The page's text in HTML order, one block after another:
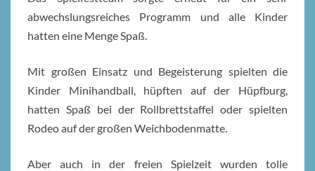
abwechslungsreiches Programm und alle Kinder
hatten eine Menge Spaß.
Mit großen Einsatz und Begeisterung spielten die
Kinder Minihandball, hüpften auf der Hüpfburg,
hatten Spaß bei der Rollbrettstaffel oder spielten
Rodeo auf der großen Weichbodenmatte.
Aber auch in der freien Spielzeit wurden tolle